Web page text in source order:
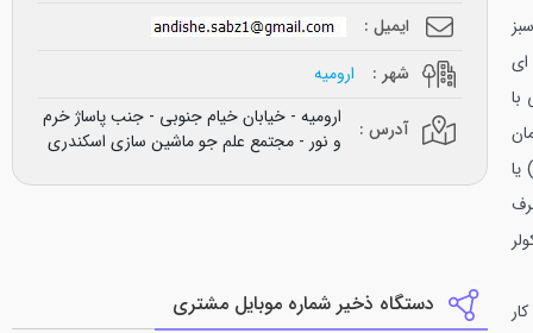
ایمیل :
شهر :
ارومیه
آدرس :
ارومیه - خیابان خیام جنوبی - جنب پاساژ خرم
و نور - مجتمع علم جو ماشین سازی اسکندری
دستگاه ذخیر شماره موبایل مشتری